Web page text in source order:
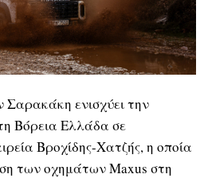
Σαρακάκη ενισχύει την
Βόρεια Ελλάδα σε
Βροχίδης-Χατζής, η οποία
των οχημάτων Maxus στη